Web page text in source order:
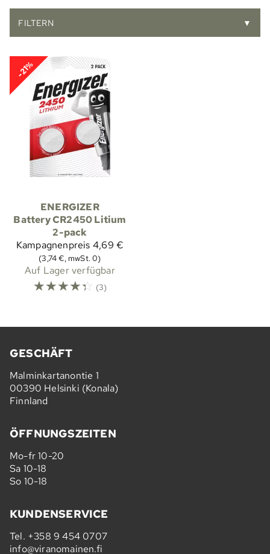
FILTERN ▼
-21%
ENERGIZER
Battery CR2450 Litium
2-pack
Kampagnenpreis 4,69 €
(3,74 €, mwSt. 0)
Auf Lager verfügbar
☆☆☆☆☆ (3)
GESCHÄFT
Malminkartanontie 1
00390 Helsinki (Konala)
Finnland
ÖFFNUNGSZEITEN
Mo-fr 10-20
Sa 10-18
So 10-18
KUNDENSERVICE
Tel. +358 9 454 0707
info@viranomainen.fi